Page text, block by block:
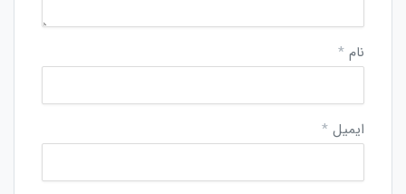
نام *
ایمیل *